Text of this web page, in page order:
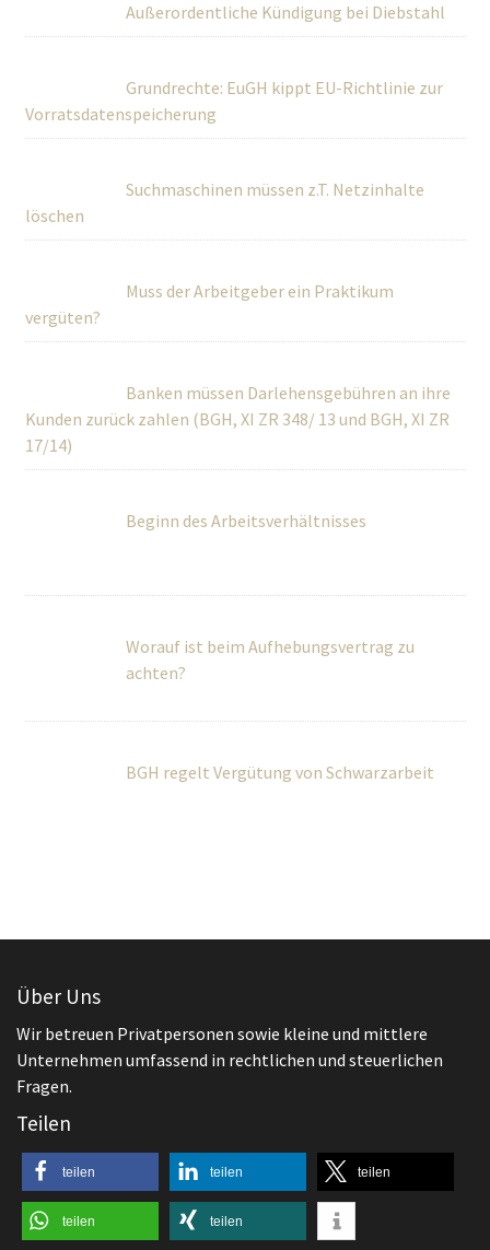
Außerordentliche Kündigung bei Diebstahl
Grundrechte: EuGH kippt EU-Richtlinie zur
Vorratsdatenspeicherung
Suchmaschinen müssen z.T. Netzinhalte
löschen
Muss der Arbeitgeber ein Praktikum
vergüten?
Banken müssen Darlehensgebühren an ihre
Kunden zurück zahlen (BGH, XI ZR 348/ 13 und BGH, XI ZR
17/14)
Beginn des Arbeitsverhältnisses
Worauf ist beim Aufhebungsvertrag zu
Fragen.
Teilen
teilen teilen teilen
teilen
Aktuelles
Arbeitsrecht,Beendigung des Arbeitsverhältnisses